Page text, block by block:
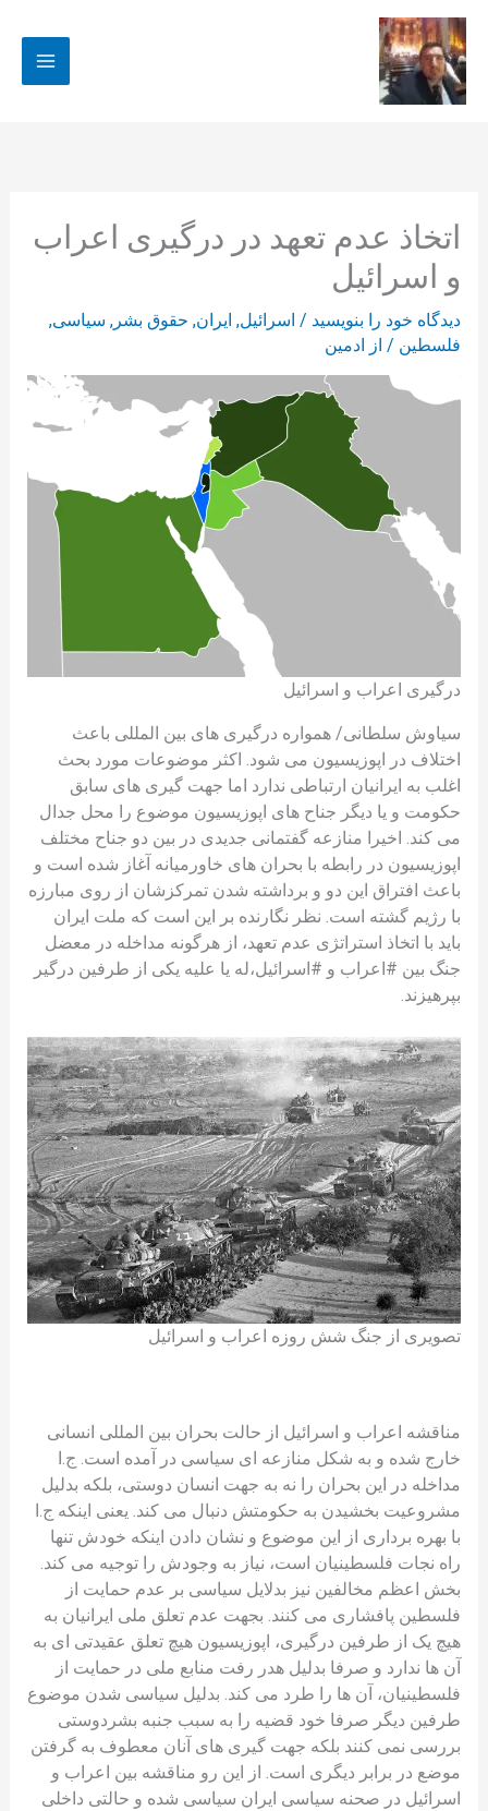
محتوا
اتخاذ عدم تعهد در درگیری اعراب
و اسرائیل
دیدگاه‌ خود را بنویسید / اسرائیل, ایران, حقوق بشر , سیاسی,
فلسطین / از ادمین
درگیری اعراب و اسرائیل
سیاوش سلطانی/ همواره درگیری های بین المللی باعث
اختلاف در اپوزیسیون می شود. اکثر موضوعات مورد بحث
اغلب به ایرانیان ارتباطی ندارد اما جهت گیری های سابق
حکومت و یا دیگر جناح های اپوزیسیون موضوع را محل جدال
می کند. اخیرا منازعه گفتمانی جدیدی در بین دو جناح مختلف
اپوزیسیون در رابطه با بحران های خاورمیانه آغاز شده است و
باعث افتراق این دو و برداشته شدن تمرکزشان از روی مبارزه
با رژیم گشته است. نظر نگارنده بر این است که ملت ایران
باید با اتخاذ استراتژی عدم تعهد، از هرگونه مداخله در معضل
جنگ بین #اعراب و #اسرائیل،له یا علیه یکی از طرفین درگیر
بپرهیزند.
تصویری از جنگ شش روزه اعراب و اسرائیل
مناقشه اعراب و اسرائیل از حالت بحران بین المللی انسانی
خارج شده و به شکل منازعه ای سیاسی در آمده است. ج.ا
مداخله در این بحران را نه به جهت انسان دوستی، بلکه بدلیل
مشروعیت بخشیدن به حکومتش دنبال می کند. یعنی اینکه ج.ا
با بهره برداری از این موضوع و نشان دادن اینکه خودش تنها
راه نجات فلسطینیان است، نیاز به وجودش را توجیه می کند.
بخش اعظم مخالفین نیز بدلایل سیاسی بر عدم حمایت از
فلسطين پافشاری می کنند. بجهت عدم تعلق ملی ایرانیان به
هیچ یک از طرفین درگیری، اپوزیسیون هیچ تعلق عقیدتی ای به
آن ها ندارد و صرفا بدلیل هدر رفت منابع ملی در حمایت از
فلسطینیان، آن ها را طرد می کند. بدلیل سیاسی شدن موضوع
طرفین دیگر صرفا خود قضیه را به سبب جنبه بشردوستی
بررسی نمی کنند بلکه جهت گیری های آنان معطوف به گرفتن
موضع در برابر دیگری است. از این رو مناقشه بین اعراب و
اسرائیل در صحنه سیاسی ایران سیاسی شده و حالتی داخلی